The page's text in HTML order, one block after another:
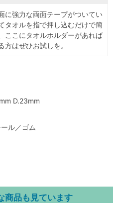
D.23mm
ル／ゴム
に強力な両面テープがついてい
タオルを指で押し込むだけで簡
こにタオルホルダーがあれば
はぜひお試しを。
商品も見ています